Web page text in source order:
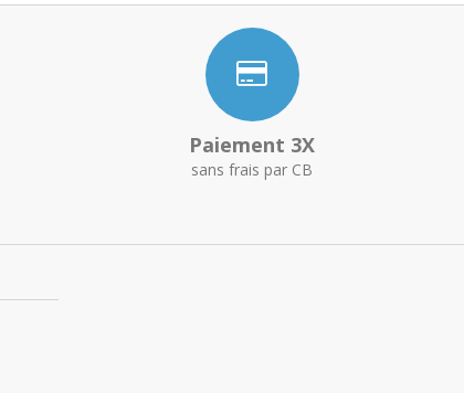
Paiement 3X
sans frais par CB